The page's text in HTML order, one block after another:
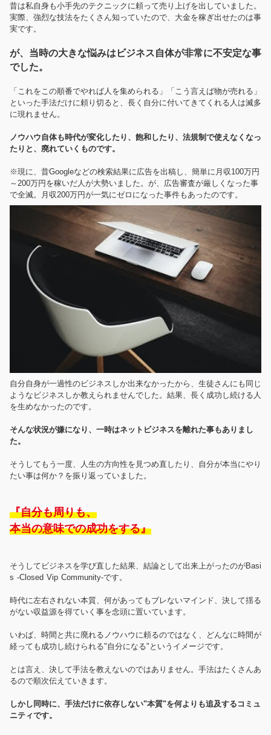
昔は私自身も小手先のテクニックに頼って売り上げを出していました。
実際、強烈な技法をたくさん知っていたので、大金を稼ぎ出せたのは事
実です。
が、当時の大きな悩みはビジネス自体が非常に不安定な事
でした。
「これをこの順番でやれば人を集められる」「こう言えば物が売れる」
といった手法だけに頼り切ると、長く自分に付いてきてくれる人は滅多
に現れません。
ノウハウ自体も時代が変化したり、飽和したり、法規制で使えなくなっ
たりと、廃れていくものです。
※現に、昔Googleなどの検索結果に広告を出稿し、簡単に月収100万円
～200万円を稼いだ人が大勢いました。が、広告審査が厳しくなった事
で全滅。月収200万円が一気にゼロになった事件もあったのです。
自分自身が一過性のビジネスしか出来なかったから、生徒さんにも同じ
ようなビジネスしか教えられませんでした。結果、長く成功し続ける人
を生めなかったのです。
そんな状況が嫌になり、一時はネットビジネスを離れた事もありまし
た。
そうしてもう一度、人生の方向性を見つめ直したり、自分が本当にやり
たい事は何か？を振り返っていました。
『自分も周りも、
本当の意味での成功をする』
そうしてビジネスを学び直した結果、結論として出来上がったのがBasi
s -Closed Vip Community-です。
時代に左右されない本質、何があってもブレないマインド、決して揺る
がない収益源を得ていく事を念頭に置いています。
いわば、時間と共に廃れるノウハウに頼るのではなく、どんなに時間が
経っても成功し続けられる"自分になる"というイメージです。
とは言え、決して手法を教えないのではありません。手法はたくさんあ
るので順次伝えていきます。
しかし同時に、手法だけに依存しない"本質"を何よりも追及するコミュ
ニティです。